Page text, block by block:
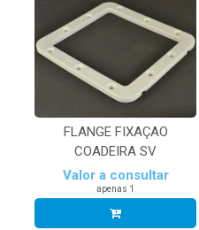
FLANGE FIXAÇAO
COADEIRA SV
Valor a consultar
apenas 1